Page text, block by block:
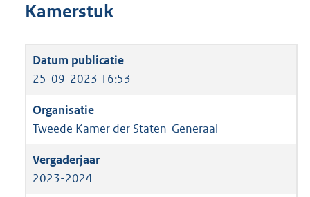
Kamerstuk
25-09-2023 16:53
Tweede Kamer der Staten-Generaal
2023-2024